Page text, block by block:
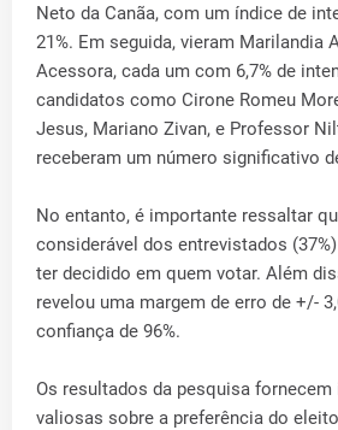
Neto da Canãa, com um índice de
21%. Em seguida, vieram Marilandia
Acessora, cada um com 6,7% de
candidatos como Cirone Romeu
Jesus, Mariano Zivan, e Professor
receberam um número significativo
No entanto, é importante ressaltar
considerável dos entrevistados
ter decidido em quem votar. Além
revelou uma margem de erro de +/-
confiança de 96%.
Os resultados da pesquisa
valiosas sobre a preferência do